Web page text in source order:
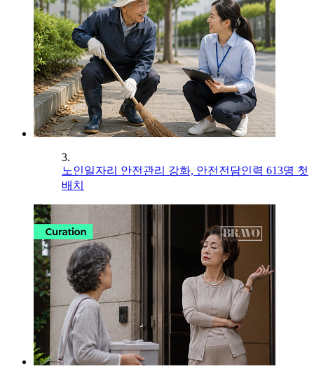
3.
노인일자리 안전관리 강화, 안전전담인력 613명 첫
배치